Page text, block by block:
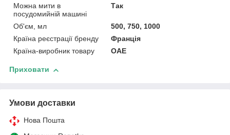
Можна мити в
посудомийній машині
Так
Об'єм, мл
500, 750, 1000
Країна реєстрації бренду
Франція
Країна-виробник товару
ОАЕ
Приховати
Умови доставки
Нова Пошта